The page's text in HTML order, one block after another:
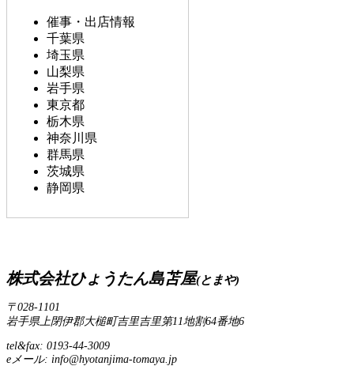
催事・出店情報
千葉県
埼玉県
山梨県
岩手県
東京都
栃木県
神奈川県
群馬県
茨城県
静岡県
株式会社ひょうたん島苫屋(とまや)
〒028-1101
岩手県上閉伊郡大槌町吉里吉里第11地割64番地6
tel&fax: 0193-44-3009
eメール: info@hyotanjima-tomaya.jp